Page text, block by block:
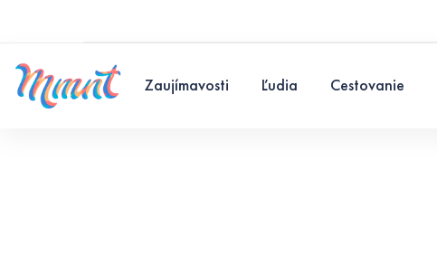
Zaujímavosti Ľudia Cestovanie